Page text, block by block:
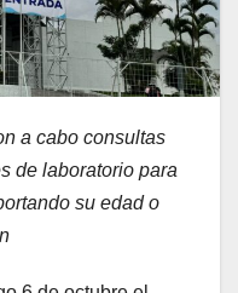
a cabo consultas
de laboratorio para
su edad o